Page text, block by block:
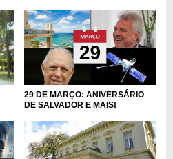
29 DE MARÇO: ANIVERSÁRIO
DE SALVADOR E MAIS!